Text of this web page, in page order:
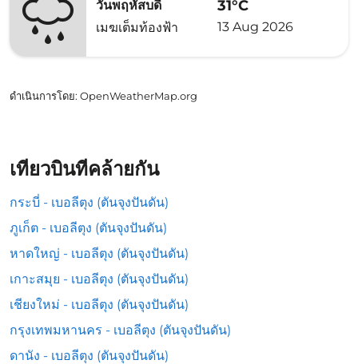
วันพฤหัสบดี
เมฆเต็มท้องฟ้า
31°C
13 Aug 2026
ดำเนินการโดย: OpenWeatherMap.org
เที่ยวบินที่คล้ายกัน
กระบี่ - เบอลีตุง (ตันจุงปันดัน)
ภูเก็ต - เบอลีตุง (ตันจุงปันดัน)
หาดใหญ่ - เบอลีตุง (ตันจุงปันดัน)
เกาะสมุย - เบอลีตุง (ตันจุงปันดัน)
เชียงใหม่ - เบอลีตุง (ตันจุงปันดัน)
กรุงเทพมหานคร - เบอลีตุง (ตันจุงปันดัน)
ดานัง - เบอลีตุง (ตันจุงปันดัน)